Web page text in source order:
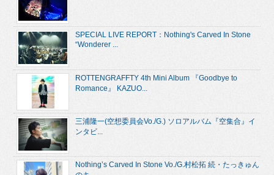
SPECIAL LIVE REPORT：Nothing's Carved In Stone
“Wonderer ...
ROTTENGRAFFTY 4th Mini Album 『Goodbye to
Romance』 KAZUO...
三浦隆一(空想委員会Vo./G.) ソロアルバム『空集合』イ
ンタビ...
Nothing’s Carved In Stone Vo./G.村松拓 続・たっきゅん